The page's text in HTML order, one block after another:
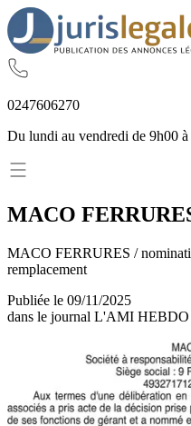
0247606270
Du lundi au vendredi de 9h00
MACO
MACO FERRURES /
remplacement
Publiée le 09/11/2025
dans le journal L'AMI HEBDO